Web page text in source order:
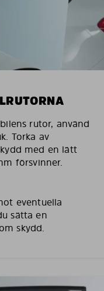
rutor, använd
Torka av
med en lätt
försvinner.
eventuella
sätta en
skydd.